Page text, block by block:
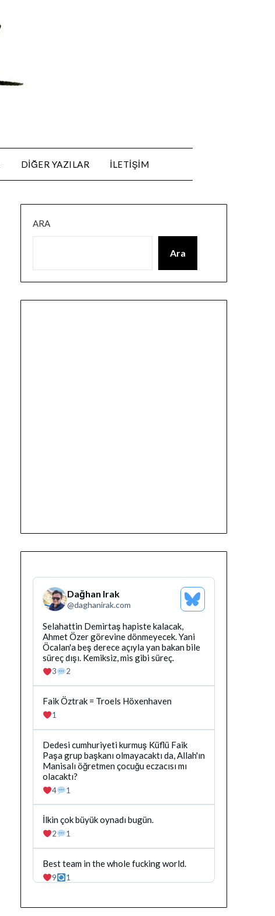
DIĞER YAZILAR ILETIŞIM
ARA
Ara
Dağhan Irak
@daghanirak.com
Bluesky
Profilini
Bluesky'da
Dağhan
Irak
tarafindan
yazilan
gonderiyi
goruntule
Selahattin Demirtaş hapiste kalacak,
Ahmet Özer görevine dönmeyecek. Yani
Öcalan'a beş derece açıyla yan bakan bile
süreç dışı. Kemiksiz, mis gibi süreç.
3 2
Bluesky'da
Dağhan
Irak
tarafindan
yazilan
gonderiyi
goruntule
Faik Öztrak = Troels Höxenhaven
1
Bluesky'da
Dağhan
Irak
tarafindan
yazilan
gonderiyi
goruntule
Dedesi cumhuriyeti kurmuş Küflü Faik
Paşa grup başkanı olmayacaktı da, Allah'ın
Manisalı öğretmen çocuğu eczacısı mı
olacaktı?
4 1
Bluesky'da
Dağhan
Irak
tarafindan
yazilan
gonderiyi
goruntule
İlkin çok büyük oynadı bugün.
2 1
Bluesky'da
Dağhan
Irak
yazilan
Best team in the whole fucking world.
9 1